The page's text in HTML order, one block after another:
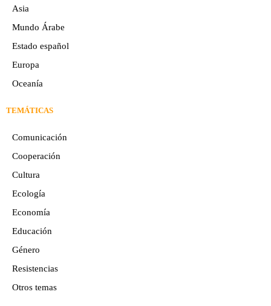
Asia
Mundo Árabe
Estado español
Europa
Oceaní­a
TEMÁTICAS
Comunicación
Cooperación
Cultura
Ecología
Economía
Educación
Género
Resistencias
Otros temas